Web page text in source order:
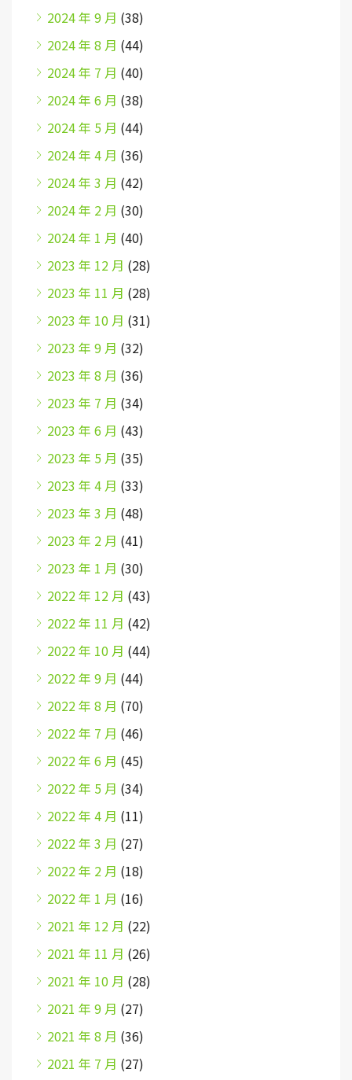
2024 年 9 月 (38)
2024 年 8 月 (44)
2024 年 7 月 (40)
2024 年 6 月 (38)
2024 年 5 月 (44)
2024 年 4 月 (36)
2024 年 3 月 (42)
2024 年 2 月 (30)
2024 年 1 月 (40)
2023 年 12 月 (28)
2023 年 11 月 (28)
2023 年 10 月 (31)
2023 年 9 月 (32)
2023 年 8 月 (36)
2023 年 7 月 (34)
2023 年 6 月 (43)
2023 年 5 月 (35)
2023 年 4 月 (33)
2023 年 3 月 (48)
2023 年 2 月 (41)
2023 年 1 月 (30)
2022 年 12 月 (43)
2022 年 11 月 (42)
2022 年 10 月 (44)
2022 年 9 月 (44)
2022 年 8 月 (70)
2022 年 7 月 (46)
2022 年 6 月 (45)
2022 年 5 月 (34)
2022 年 4 月 (11)
2022 年 3 月 (27)
2022 年 2 月 (18)
2022 年 1 月 (16)
2021 年 12 月 (22)
2021 年 11 月 (26)
2021 年 10 月 (28)
2021 年 9 月 (27)
2021 年 8 月 (36)
2021 年 7 月 (27)